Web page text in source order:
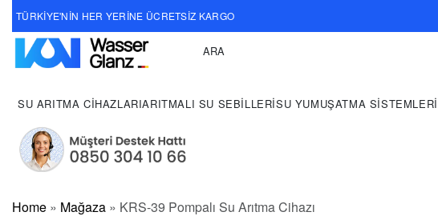
TÜRKİYE'NİN HER YERİNE ÜCRETSİZ KARGO
ARA
SU ARITMA CIHAZLARIARITMALI SU SEBILLERISU YUMUŞATMA SISTEMLERI
Home » Mağaza » KRS-39 Pompalı Su Arıtma Cihazı